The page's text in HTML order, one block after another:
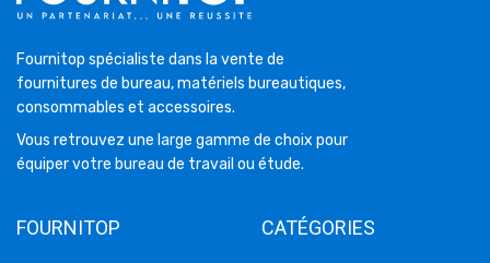
Fournitop spécialiste dans la vente de
fournitures de bureau, matériels bureautiques,
consommables et accessoires.
Vous retrouvez une large gamme de choix pour
équiper votre bureau de travail ou étude.
FOURNITOP CATÉGORIES